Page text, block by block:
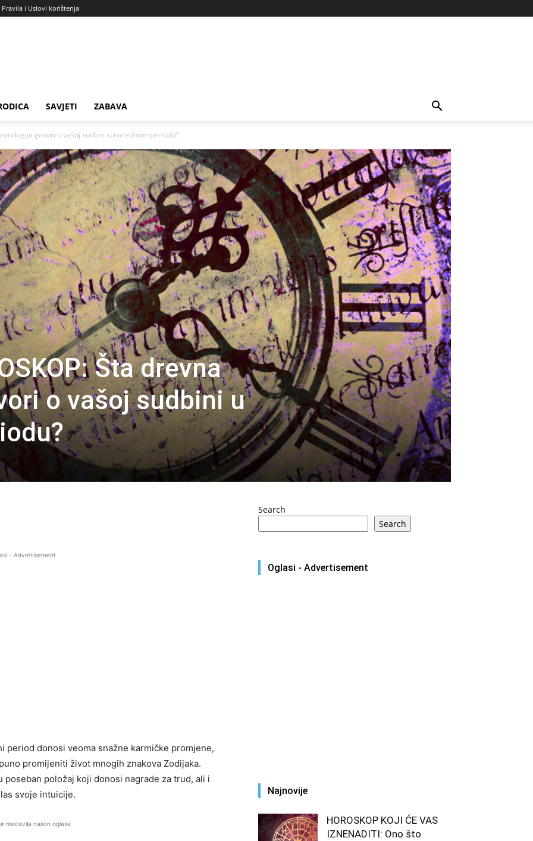
Pravila i Uslovi korištenja
SAVJETI ZABAVA
astrologija govori o vašoj sudbini u narednom periodu?
Šta drevna
o vašoj sudbini u
- Advertisement
period donosi veoma snažne karmičke promjene,
promijeniti život mnogih znakova Zodijaka.
položaj koji donosi nagrade za trud, ali i
svoje intuicije.
nastavlja nakon oglasa
Search
Search
Oglasi - Advertisement
Najnovije
HOROSKOP KOJI ĆE VAS
IZNENADITI: Ono što